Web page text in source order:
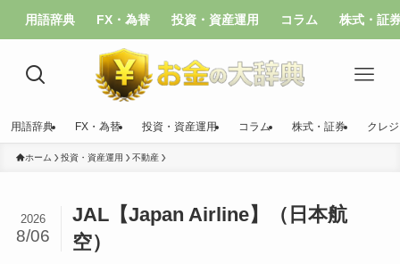
用語辞典 FX・為替 投資・資産運用 コラム 株式・証
用語辞典 FX・為替 投資・資産運用 コラム 株式・証券 クレ
ホーム 投資・資産運用 不動産
JAL【Japan Airline】（日本航
空）
2026
8/06